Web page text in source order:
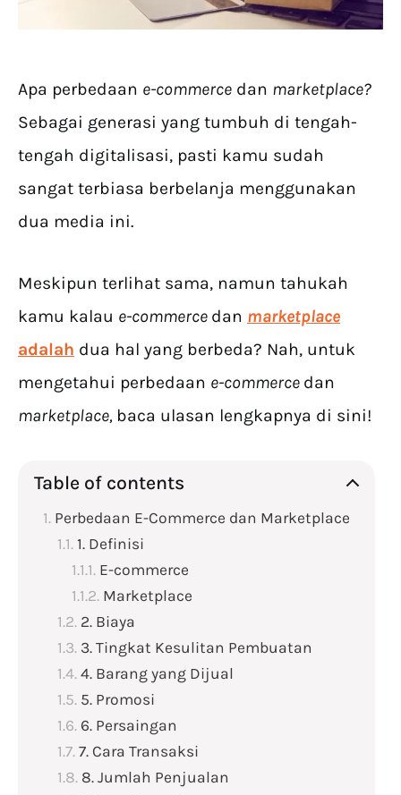
Apa perbedaan e-commerce dan marketplace?
Sebagai generasi yang tumbuh di tengah-
tengah digitalisasi, pasti kamu sudah
sangat terbiasa berbelanja menggunakan
dua media ini.
Meskipun terlihat sama, namun tahukah
kamu kalau e-commerce dan marketplace
adalah dua hal yang berbeda? Nah, untuk
mengetahui perbedaan e-commerce dan
marketplace, baca ulasan lengkapnya di sini!
Table of contents
Perbedaan E-Commerce dan Marketplace
1. Definisi
E-commerce
Marketplace
2. Biaya
3. Tingkat Kesulitan Pembuatan
4. Barang yang Dijual
5. Promosi
6. Persaingan
7. Cara Transaksi
8. Jumlah Penjualan